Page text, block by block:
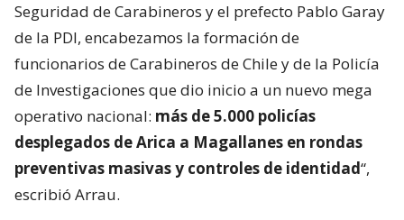
Seguridad de Carabineros y el prefecto Pablo Garay
de la PDI, encabezamos la formación de
funcionarios de Carabineros de Chile y de la Policía
de Investigaciones que dio inicio a un nuevo mega
operativo nacional: más de 5.000 policías
desplegados de Arica a Magallanes en rondas
preventivas masivas y controles de identidad“,
escribió Arrau.